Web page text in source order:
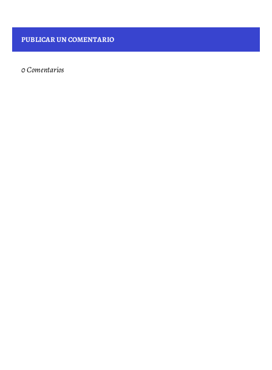
PUBLICAR UN COMENTARIO
0 Comentarios